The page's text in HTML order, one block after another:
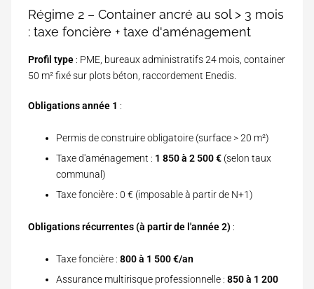
Régime 2 – Container ancré au sol > 3 mois
: taxe foncière + taxe d'aménagement
Profil type : PME, bureaux administratifs 24 mois, container
50 m² fixé sur plots béton, raccordement Enedis.
Obligations année 1 :
Permis de construire obligatoire (surface > 20 m²)
Taxe d'aménagement : 1 850 à 2 500 € (selon taux
communal)
Taxe foncière : 0 € (imposable à partir de N+1)
Obligations récurrentes (à partir de l'année 2) :
Taxe foncière : 800 à 1 500 €/an
Assurance multirisque professionnelle : 850 à 1 200